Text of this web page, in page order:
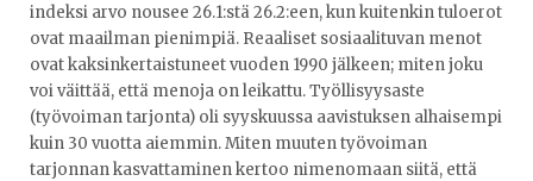
indeksi arvo nousee 26.1:stä 26.2:een, kun kuitenkin tuloerot
ovat maailman pienimpiä. Reaaliset sosiaalituvan menot
ovat kaksinkertaistuneet vuoden 1990 jälkeen; miten joku
voi väittää, että menoja on leikattu. Työllisyysaste
(työvoiman tarjonta) oli syyskuussa aavistuksen alhaisempi
kuin 30 vuotta aiemmin. Miten muuten työvoiman
tarjonnan kasvattaminen kertoo nimenomaan siitä, että